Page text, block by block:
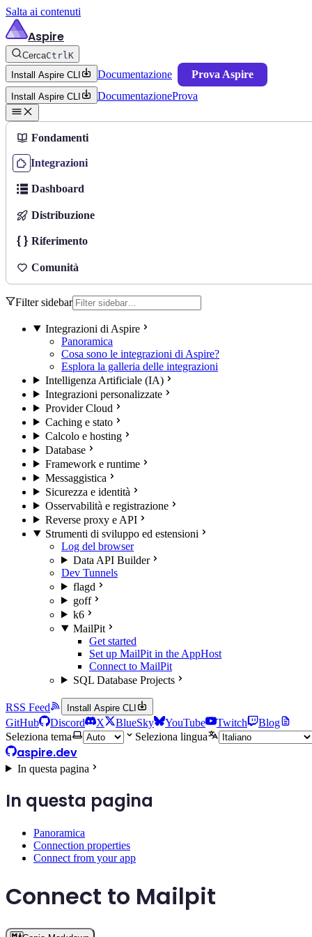
Salta ai contenuti
Aspire
CercaCtrlK
Install Aspire CLI
Documentazione Prova Aspire
Install Aspire CLI DocumentazioneProva
Fondamenti
Integrazioni
Dashboard
Distribuzione
Riferimento
Comunità
Filter sidebar
Integrazioni di Aspire
Panoramica
Cosa sono le integrazioni di Aspire?
Esplora la galleria delle integrazioni
Intelligenza Artificiale (IA)
Integrazioni personalizzate
Provider Cloud
Caching e stato
Calcolo e hosting
Database
Framework e runtime
Messaggistica
Sicurezza e identità
Osservabilità e registrazione
Reverse proxy e API
Strumenti di sviluppo ed estensioni
Log del browser
Data API Builder
Dev Tunnels
flagd
goff
k6
MailPit
Get started
Set up MailPit in the AppHost
Connect to MailPit
SQL Database Projects
RSS Feed Install Aspire CLI
GitHub Discord X BlueSky YouTube Twitch
Blog
Seleziona tema
Seleziona lingua
aspire.dev
In questa pagina
In questa pagina
Panoramica
Connection properties
Connect from your app
Connect to Mailpit